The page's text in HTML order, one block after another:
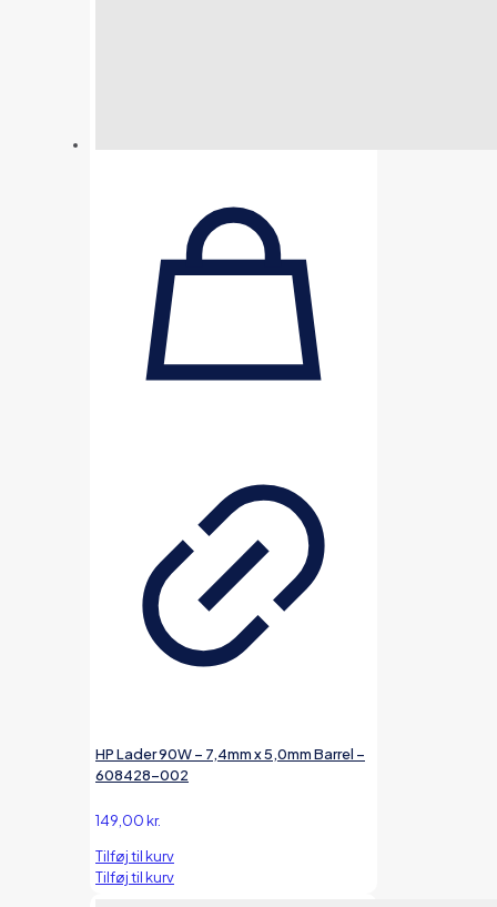
HP Lader 90W – 7,4mm x 5,0mm Barrel –
608428-002
149,00kr.
Tilføj til kurv
Tilføj til kurv